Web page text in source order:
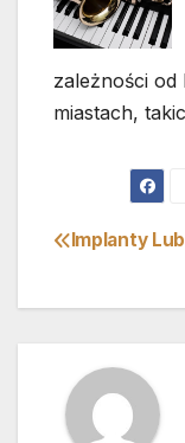
zależności od
miastach,
wpisu
Implanty